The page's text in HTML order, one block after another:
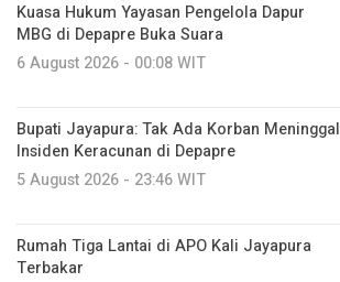
Kuasa Hukum Yayasan Pengelola Dapur
MBG di Depapre Buka Suara
6 August 2026 - 00:08 WIT
Bupati Jayapura: Tak Ada Korban Meninggal
Insiden Keracunan di Depapre
5 August 2026 - 23:46 WIT
Rumah Tiga Lantai di APO Kali Jayapura
Terbakar